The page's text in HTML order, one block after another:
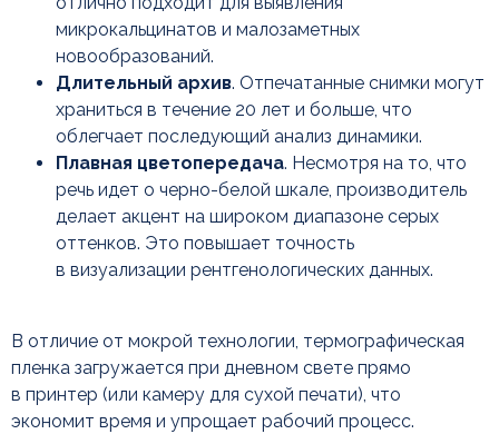
микрокальцинатов и малозаметных
новообразований.
Длительный архив. Отпечатанные снимки могут
храниться в течение 20 лет и больше, что
облегчает последующий анализ динамики.
Плавная цветопередача. Несмотря на то, что
речь идет о черно-белой шкале, производитель
делает акцент на широком диапазоне серых
оттенков. Это повышает точность
в визуализации рентгенологических данных.
В отличие от мокрой технологии, термографическая
пленка загружается при дневном свете прямо
в принтер (или камеру для сухой печати), что
экономит время и упрощает рабочий процесс.
Функциональные
характеристики